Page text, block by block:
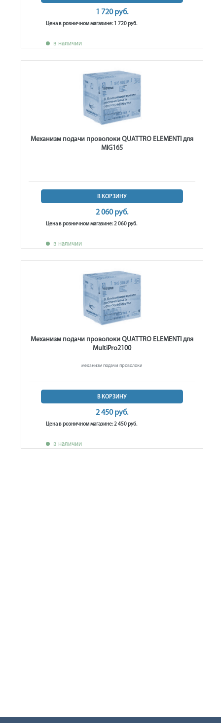
1 720 руб.
Цена в розничном магазине: 1 720 руб.
в наличии
Механизм подачи проволоки QUATTRO ELEMENTI для
MIG165
В КОРЗИНУ
2 060 руб.
Цена в розничном магазине: 2 060 руб.
в наличии
Механизм подачи проволоки QUATTRO ELEMENTI для
MultiPro2100
механизм подачи проволоки
В КОРЗИНУ
2 450 руб.
Цена в розничном магазине: 2 450 руб.
в наличии